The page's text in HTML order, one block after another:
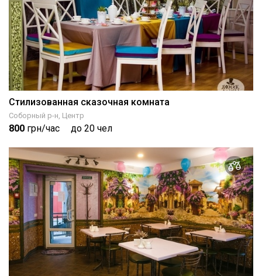
Стилизованная сказочная комната
Соборный р-н, Центр
800 грн/час до 20 чел